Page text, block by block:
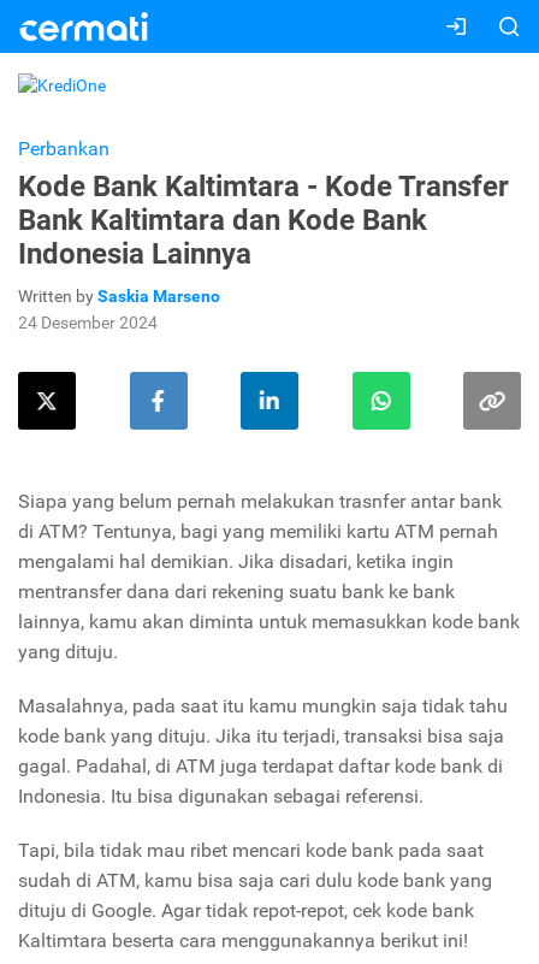
Perbankan
Kode Bank Kaltimtara - Kode Transfer
Bank Kaltimtara dan Kode Bank
Indonesia Lainnya
Written bySaskia Marseno
24 Desember 2024
Siapa yang belum pernah melakukan trasnfer antar bank
di ATM? Tentunya, bagi yang memiliki kartu ATM pernah
mengalami hal demikian. Jika disadari, ketika ingin
mentransfer dana dari rekening suatu bank ke bank
lainnya, kamu akan diminta untuk memasukkan kode bank
yang dituju.
Masalahnya, pada saat itu kamu mungkin saja tidak tahu
kode bank yang dituju. Jika itu terjadi, transaksi bisa saja
gagal. Padahal, di ATM juga terdapat daftar kode bank di
Indonesia. Itu bisa digunakan sebagai referensi.
Tapi, bila tidak mau ribet mencari kode bank pada saat
sudah di ATM, kamu bisa saja cari dulu kode bank yang
dituju di Google. Agar tidak repot-repot, cek kode bank
Kaltimtara beserta cara menggunakannya berikut ini!